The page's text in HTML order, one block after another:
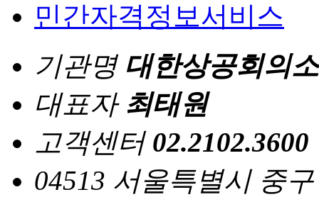
민간자격정보서비스
기관명 대한상공회의소
대표자 최태원
고객센터 02.2102.3600
04513 서울특별시 중